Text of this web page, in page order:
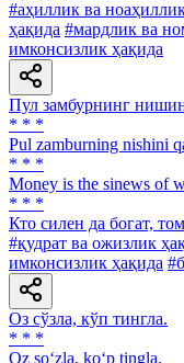
#аҳиллик ва
ҳақида #мардлик ва
имконсизлик ҳақида
Пул замбурнинг
* * *
Pul zamburning nishini
* * *
Money is the sinews of
* * *
Кто силен да богат,
#қудрат ва ожизлик
имконсизлик ҳақида
Оз сўзла, кўп тингла.
* * *
Oz so‘zla, ko‘p tingla.